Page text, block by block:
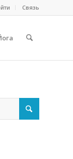
Cвязь